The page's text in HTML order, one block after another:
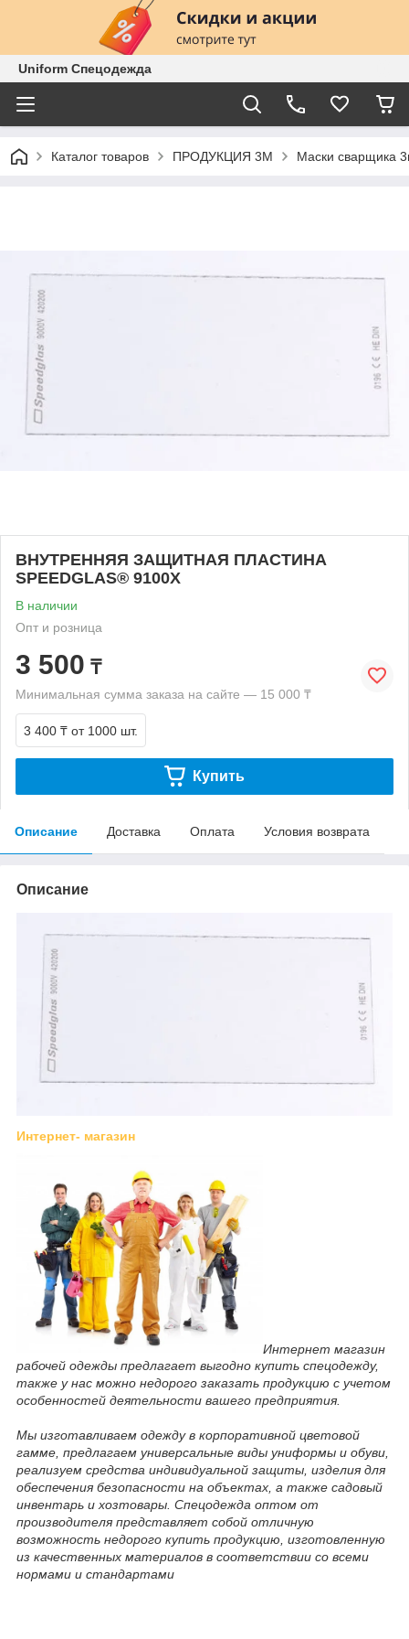
Uniform Спецодежда
Каталог товаров ПРОДУКЦИЯ 3М Маски сварщика
ВНУТРЕННЯЯ ЗАЩИТНАЯ ПЛАСТИНА
SPEEDGLAS® 9100X
В наличии
Опт и розница
3 500 ₸
Минимальная сумма заказа на сайте — 15 000 ₸
3 400 ₸ от 1000 шт.
Купить
Описание Доставка Оплата Условия возврата
Описание
Интернет- магазин
Интернет магазин
рабочей одежды предлагает выгодно купить спецодежду,
также у нас можно недорого заказать продукцию с учетом
особенностей деятельности вашего предприятия.
Мы изготавливаем одежду в корпоративной цветовой
гамме, предлагаем универсальные виды униформы и обуви,
реализуем средства индивидуальной защиты, изделия для
обеспечения безопасности на объектах, а также садовый
инвентарь и хозтовары. Спецодежда оптом от
производителя представляет собой отличную
возможность недорого купить продукцию, изготовленную
из качественных материалов в соответствии со всеми
нормами и стандартами